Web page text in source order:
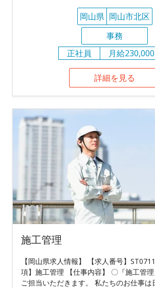
岡山県 岡山市北区
事務
正社員
月給
詳細を見る
施工管理
【岡山県求人情報】 【求人番号】
項】施工管理 【仕事内容】 〇『施工管
ご担当いただきます。 私たちのお仕事は